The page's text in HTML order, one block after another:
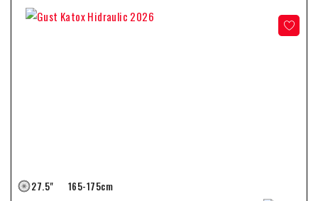
27.5" 165-175cm